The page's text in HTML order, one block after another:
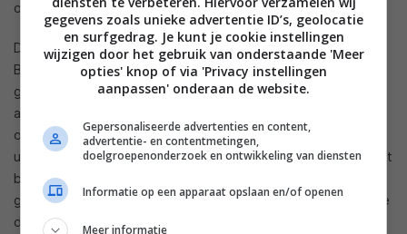
ontstaan.
Daarnaast is inde statement
op de officiële website van de
Britse overheidwebsite te lezen dat Apple voortaan ook
gemakkelijk leesbare informatie over de gezondheid van de
accu moet meegeven. Ook moet er meer informatie komen
over onverwachte momenten waarop de toestellen zichzelf
uitschakelen, maar dat doet het bedrijf nu al. Verder moet het
bedrijf uit Cupertino meer tips geven over de manier waarop
gebruikers hun apparaten ‘gezond’ kunnen houden en hoe ze
die ‘gezondheid’ verder zouden kunnen optimaliseren.
gegevens zoals unieke advertentie ID’s, geolocatie
en surfgedrag. Je kunt je cookie instellingen
wijzigen door het gebruik van onderstaande 'Meer
opties' knop of via 'Privacy instellingen
aanpassen' onderaan de website.
Gepersonaliseerde advertenties en content,
advertentie- en contentmetingen,
doelgroepenonderzoek en ontwikkeling van diensten
Informatie op een apparaat opslaan en/of openen
Meer informatie